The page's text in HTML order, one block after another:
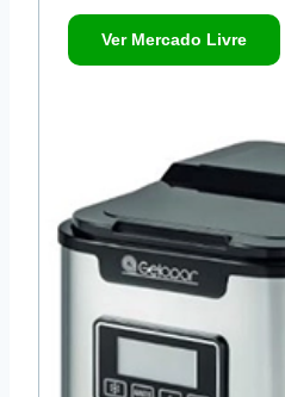
Ver Mercado Livre